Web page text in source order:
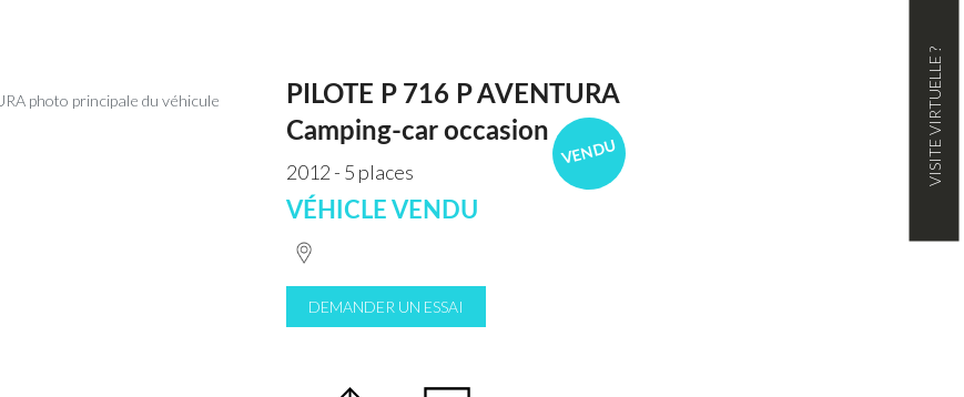
VENDU
PILOTE P 716 P AVENTURA
Camping-car occasion
2012 - 5 places
VÉHICLE VENDU
DEMANDER UN ESSAI
VISITE VIRTUELLE ?